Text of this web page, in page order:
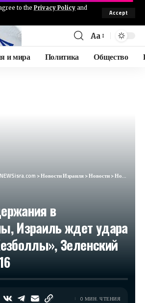
to the Privacy Policy and
Accept
Aa
и мира Политика Общество
>Новости Израиля>Новости>Новые задержания в Минобороны, Израиль ждет удара Ирана и «Хезболлы», Зеленский показал F-16
в
Израиль ждет удара
Зеленский
0 МИН. ЧТЕНИЯ